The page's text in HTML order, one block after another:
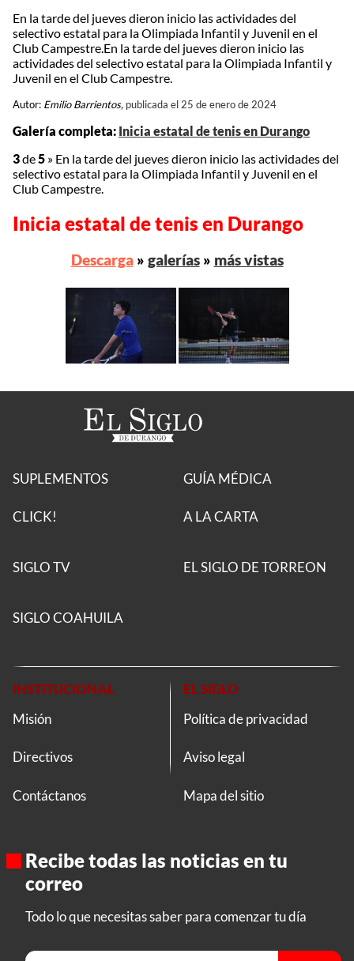
En la tarde del jueves dieron inicio las actividades del
selectivo estatal para la Olimpiada Infantil y Juvenil en el
Club Campestre.En la tarde del jueves dieron inicio las
actividades del selectivo estatal para la Olimpiada Infantil y
Juvenil en el Club Campestre.
Autor: Emilio Barrientos, publicada el 25 de enero de 2024
Galería completa: Inicia estatal de tenis en Durango
3de5 » En la tarde del jueves dieron inicio las actividades del
selectivo estatal para la Olimpiada Infantil y Juvenil en el
Club Campestre.
Inicia estatal de tenis en Durango
Descarga» galerías» más vistas
SUPLEMENTOS
CLICK!
GUÍA MÉDICA
A LA CARTA
SIGLO TV EL SIGLO DE TORREON
SIGLO COAHUILA
INSTITUCIONAL
Misión
Directivos
Contáctanos
EL SIGLO
Política de privacidad
Aviso legal
Mapa del sitio
Recibe todas las noticias en tu
correo
Todo lo que necesitas saber para comenzar tu día